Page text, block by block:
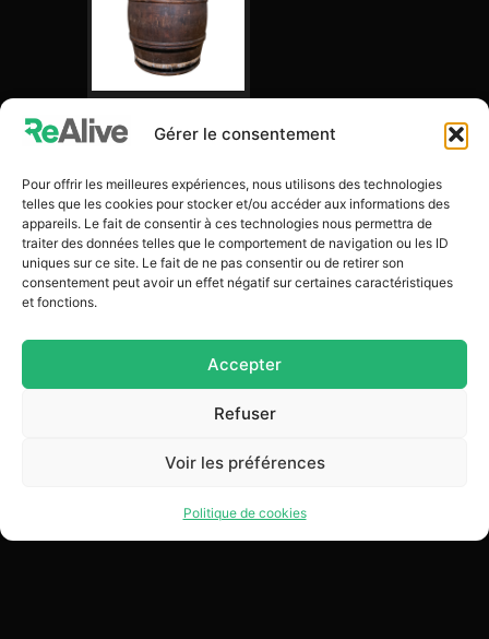
Gérer le consentement
Pour offrir les meilleures expériences, nous utilisons des technologies
telles que les cookies pour stocker et/ou accéder aux informations des
appareils. Le fait de consentir à ces technologies nous permettra de
traiter des données telles que le comportement de navigation ou les ID
uniques sur ce site. Le fait de ne pas consentir ou de retirer son
consentement peut avoir un effet négatif sur certaines caractéristiques
et fonctions.
Accepter
Refuser
Voir les préférences
Politique de cookies
Wine Barrel
Ajouter au bon